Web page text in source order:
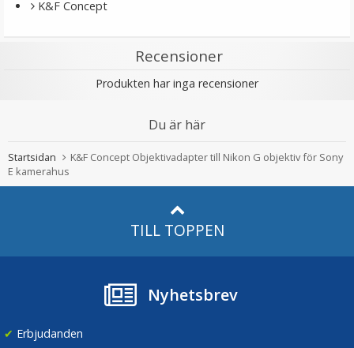
K&F Concept
Recensioner
Produkten har inga recensioner
Du är här
Startsidan
K&F Concept Objektivadapter till Nikon G objektiv för Sony
E kamerahus
TILL TOPPEN
Nyhetsbrev
✔ Erbjudanden